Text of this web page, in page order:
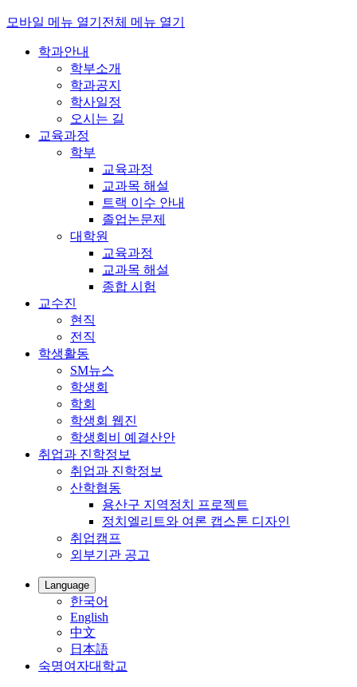
모바일 메뉴 열기 전체 메뉴 열기
학과안내
학부소개
학과공지
학사일정
오시는 길
교육과정
학부
교육과정
교과목 해설
트랙 이수 안내
졸업논문제
대학원
교육과정
교과목 해설
종합 시험
교수진
현직
전직
학생활동
SM뉴스
학생회
학회
학생회 웹진
학생회비 예결산안
취업과 진학정보
취업과 진학정보
산학협동
용산구 지역정치 프로젝트
정치엘리트와 여론 캡스톤 디자인
취업캠프
외부기관 공고
Language
한국어
English
中文
日本語
숙명여자대학교